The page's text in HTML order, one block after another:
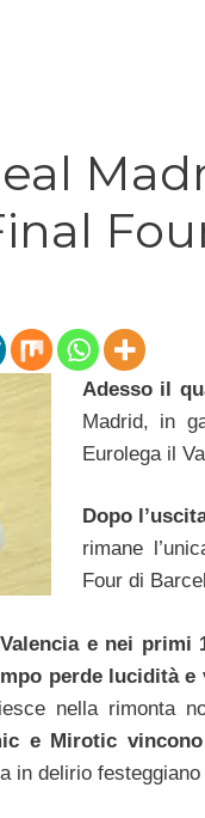
Adesso il
Madrid, in
Eurolega il
Dopo
rimane
Four di
e nei
perde lucidità e
nella rimonta
e Mirotic
in delirio